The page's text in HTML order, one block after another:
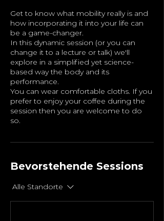
Get to know what mobility really is and
how incorporating it into your life can
be a game-changer.
In this dynamic session (or you can
change it to a lecture or talk) we'll
explore in a simplified yet science-
based way the body and its
performance.
You can wear comfortable cloths. If you
prefer to enjoy your coffee during the
session then you are welcome to do
so.
Bevorstehende Sessions
Alle Standorte